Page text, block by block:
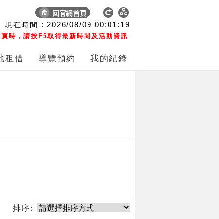
現在時間 : 2026/08/09 00:01:19
時，請按F5取得最新時間及活動資訊
租借 導覽預約 我的紀錄
排序: